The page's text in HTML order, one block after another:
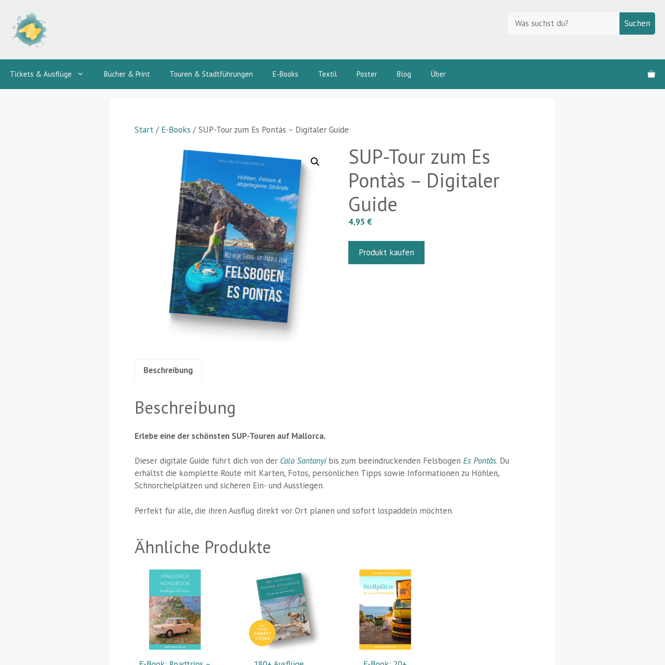
Inhalt
springen
Suchen Suchen
Tickets & Ausflüge Bücher & Print Touren & Stadtführungen E-Books Textil Poster Blog Über
Start / E-Books / SUP-Tour zum Es Pontàs – Digitaler Guide
SUP-Tour zum Es
Pontàs – Digitaler
Guide
4,95 €
Produkt kaufen
Beschreibung
Beschreibung
Erlebe eine der schönsten SUP-Touren auf Mallorca.
Dieser digitale Guide führt dich von der Cala Santanyíbis zum beeindruckenden Felsbogen Es Pontàs. Du
erhältst die komplette Route mit Karten, Fotos, persönlichen Tipps sowie Informationen zu Höhlen,
Schnorchelplätzen und sicheren Ein- und Ausstiegen.
Perfekt für alle, die ihren Ausflug direkt vor Ort planen und sofort lospaddeln möchten.
Ähnliche Produkte